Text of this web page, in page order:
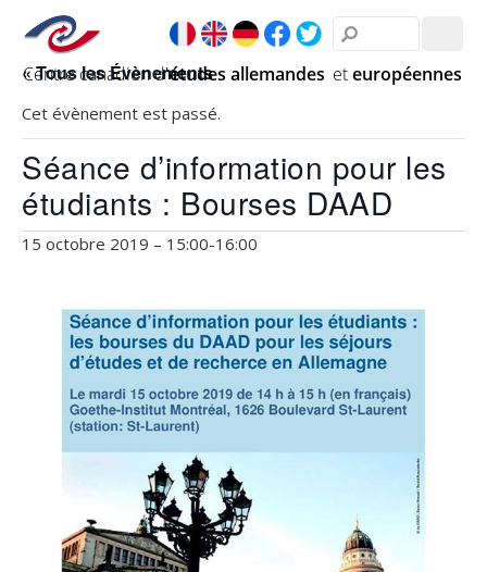
« Tous les Évènements
Cet évènement est passé.
Séance d’information pour les
étudiants : Bourses DAAD
15 octobre 2019 – 15:00-16:00